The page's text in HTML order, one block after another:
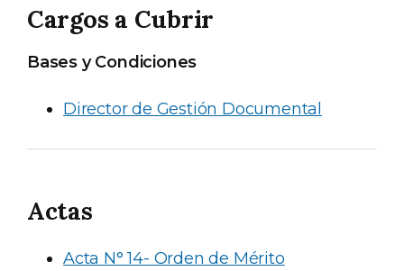
Cargos a Cubrir
Bases y Condiciones
Director de Gestión Documental
Actas
Acta N° 14- Orden de Mérito